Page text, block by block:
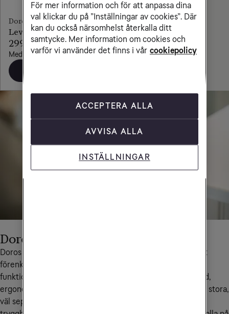
Doro
Leva L11S
299 kr/mån
Med obegränsad surf
Doro-mobilerna
Doros mobiltelefoner har ursprungligen utvecklats för att
förenkla vardagen för seniorer och personer med
funktionsvariationer. Alla enheter har klart och tydligt ljud,
ergonomisk design som gör det lätt att hålla och hantera, stora,
väl separerade knappar med högkontrastfärger och en
För mer information och för att anpassa dina
val klickar du på ”Inställningar av cookies”. Där
kan du också närsomhelst återkalla ditt
samtycke. Mer information om cookies och
varför vi använder det finns i vår cookiepolicy
ACCEPTERA ALLA
AVVISA ALLA
INSTÄLLNINGAR